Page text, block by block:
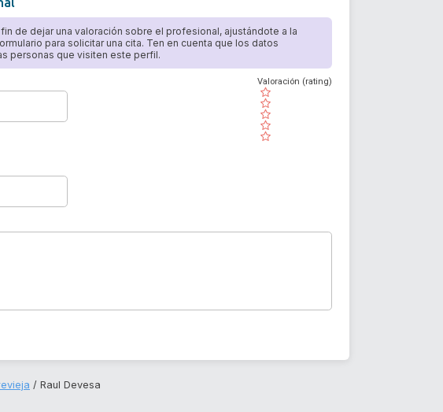
de dejar una valoración sobre el profesional, ajustándote a la
para solicitar una cita. Ten en cuenta que los datos
personas que visiten este perfil.
( )
( )
( )
( )
( )
Valoración (rating)
Raul Devesa